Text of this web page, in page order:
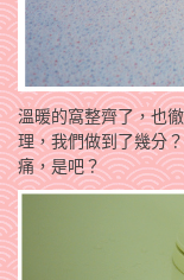
溫暖的窩整齊了，也
理，我們做到了幾分
痛，是吧？